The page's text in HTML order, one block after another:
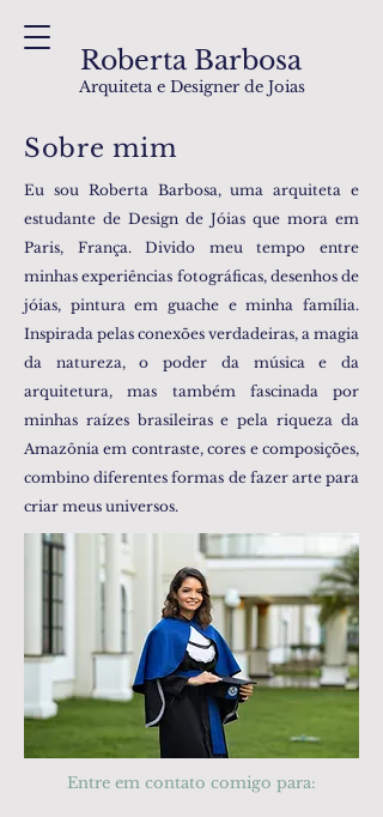
Roberta Barbosa
Arquiteta e Designer de Joias
Sobre mim
Eu sou Roberta Barbosa, uma arquiteta e
estudante de Design de Jóias que mora em
Paris, França. Divido meu tempo entre
minhas experiências fotográficas, desenhos de
jóias, pintura em guache e minha família.
Inspirada pelas conexões verdadeiras, a magia
da natureza, o poder da música e da
arquitetura, mas também fascinada por
minhas raízes brasileiras e pela riqueza da
Amazônia em contraste, cores e composições,
combino diferentes formas de fazer arte para
criar meus universos.
Entre em contato comigo para: